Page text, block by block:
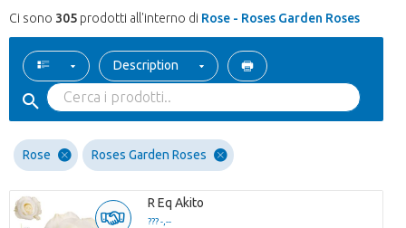
Ci sono 305 prodotti all'interno di Rose - Roses Garden Roses
Description
Rose Roses Garden Roses
R Eq Akito
??? -,--